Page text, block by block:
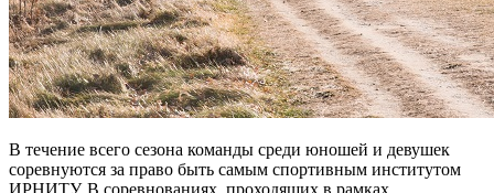
В течение всего сезона команды среди юношей и девушек
соревнуются за право быть самым спортивным институтом